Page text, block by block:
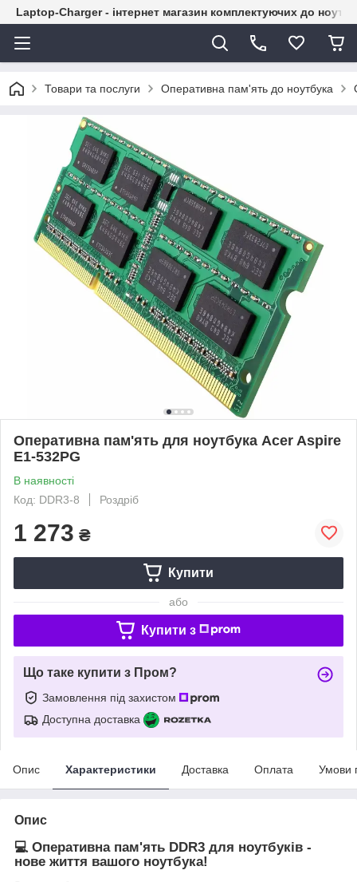
Laptop-Charger - інтернет магазин комплектуючих до
Товари та послуги Оперативна пам'ять до ноутбука
Оперативна пам'ять для ноутбука Acer Aspire
E1-532PG
В наявності
Код: DDR3-8
Роздріб
1 273 ₴
Купити
або
Купити з
Що таке купити з Пром?
Замовлення під захистом
Доступна доставка
Опис Характеристики Доставка Оплата Умови
Опис
💻 Оперативна пам'ять DDR3 для ноутбуків -
нове життя вашого ноутбука!